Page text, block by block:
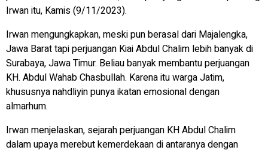
Irwan itu, Kamis (9/11/2023).
Irwan mengungkapkan, meski pun berasal dari Majalengka,
Jawa Barat tapi perjuangan Kiai Abdul Chalim lebih banyak di
Surabaya, Jawa Timur. Beliau banyak membantu perjuangan
KH. Abdul Wahab Chasbullah. Karena itu warga Jatim,
khususnya nahdliyin punya ikatan emosional dengan
almarhum.
Irwan menjelaskan, sejarah perjuangan KH Abdul Chalim
dalam upaya merebut kemerdekaan di antaranya dengan